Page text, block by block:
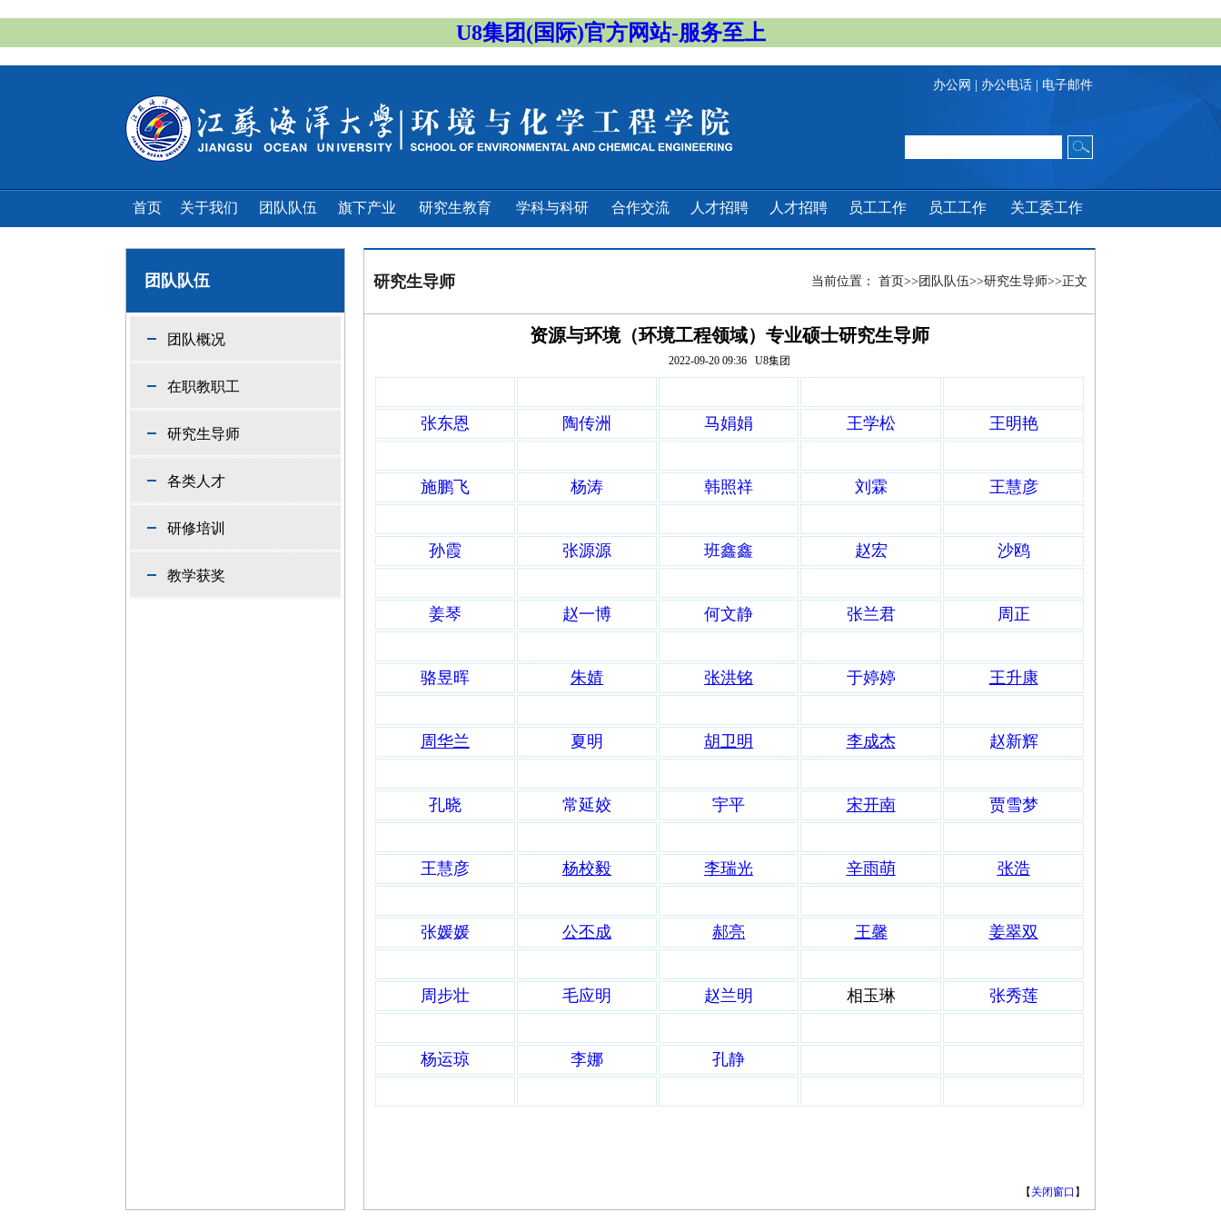
U8集团(国际)官方网站-服务至上
办公网 办公电话 电子邮件
首页 关于我们 团队队伍 旗下产业 研究生教育 学科与科研 合作交流 人才招聘 人才招聘 员工工作 员工工作 关工委工作
团队队伍
团队概况
在职教职工
研究生导师
各类人才
研修培训
教学获奖
研究生导师 当前位置： 首页>> 团队队伍>>研究生导师>>正文
资源与环境（环境工程领域）专业硕士研究生导师
2022-09-20 09:36 U8集团
张东恩 陶传洲 马娟娟 王学松 王明艳
施鹏飞 杨涛 韩照祥 刘霖 王慧彦
孙霞 张源源 班鑫鑫 赵宏 沙鸥
姜琴 赵一博 何文静 张兰君 周正
骆昱晖 朱婧 张洪铭 于婷婷 王升康
周华兰 夏明 胡卫明 李成杰 赵新辉
孔晓 常延姣 宇平 宋开南 贾雪梦
王慧彦 杨校毅 李瑞光 辛雨萌 张浩
张媛媛 公丕成 郝亮 王馨 姜翠双
周步壮 毛应明 赵兰明 相玉琳 张秀莲
杨运琼 李娜 孔静
【关闭窗口 】